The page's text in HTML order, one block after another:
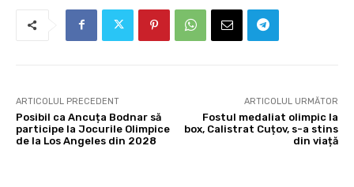
ARTICOLUL PRECEDENT
Posibil ca Ancuța Bodnar să
participe la Jocurile Olimpice
de la Los Angeles din 2028
ARTICOLUL URMĂTOR
Fostul medaliat olimpic la
box, Calistrat Cuțov, s-a stins
din viață